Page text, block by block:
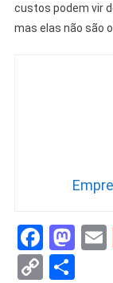
custos podem vir
mas elas não são
Copy